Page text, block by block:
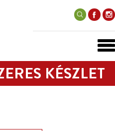
KÉSZLET